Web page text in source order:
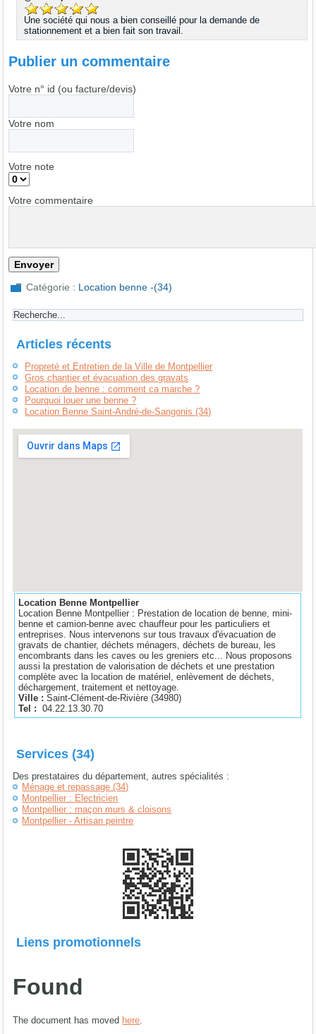
Une société qui nous a bien conseillé pour la demande de
stationnement et a bien fait son travail.
Publier un commentaire
Votre n° id (ou facture/devis)
Votre nom
Votre note
Votre commentaire
Catégorie : Location benne -(34)
Articles récents
Propreté et Entretien de la Ville de Montpellier
Gros chantier et évacuation des gravats
Location de benne : comment ca marche ?
Pourquoi louer une benne ?
Location Benne Saint-André-de-Sangonis (34)
Location Benne Montpellier
Location Benne Montpellier : Prestation de location de benne, mini-
benne et camion-benne avec chauffeur pour les particuliers et
entreprises. Nous intervenons sur tous travaux d'évacuation de
gravats de chantier, déchets ménagers, déchets de bureau, les
encombrants dans les caves ou les greniers etc... Nous proposons
aussi la prestation de valorisation de déchets et une prestation
complète avec la location de matériel, enlèvement de déchets,
déchargement, traitement et nettoyage.
Ville :Saint-Clément-de-Rivière(34980)
Tel :
04.22.13.30.70
Services (34)
Des prestataires du département, autres spécialités :
Ménage et repassage (34)
Montpellier : Electricien
Montpellier : maçon murs & cloisons
Montpellier - Artisan peintre
Liens promotionnels
Found
The document has moved here.